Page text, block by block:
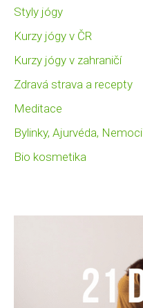
Styly jógy
Kurzy jógy v ČR
Kurzy jógy v zahraničí
Zdravá strava a recepty
Meditace
Bylinky, Ajurvéda, Nemoci
Bio kosmetika